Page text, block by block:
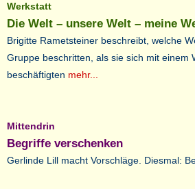
Werkstatt
Die Welt – unsere Welt – meine
Brigitte Rametsteiner beschreibt, welche
Gruppe beschritten, als sie sich mit einem
beschäftigten mehr...
Mittendrin
Begriffe verschenken
Gerlinde Lill macht Vorschläge. Diesmal: